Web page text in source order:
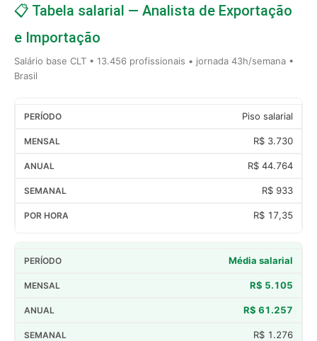
📋 Tabela salarial — Analista de Exportação
e Importação
Salário base CLT • 13.456 profissionais • jornada 43h/semana •
Brasil
Piso salarial
R$ 3.730
R$ 44.764
R$ 933
R$ 17,35
Média salarial
R$ 5.105
R$ 61.257
R$ 1.276